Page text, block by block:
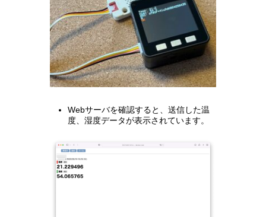
Webサーバを確認すると、送信した温
度、湿度データが表示されています。